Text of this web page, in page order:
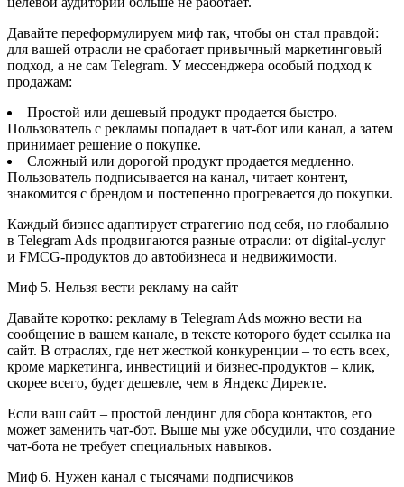
Давайте переформулируем миф так, чтобы он стал правдой:
для вашей отрасли не сработает привычный маркетинговый
подход, а не сам Telegram. У мессенджера особый подход к
продажам:
Простой или дешевый продукт продается быстро.
Пользователь с рекламы попадает в чат-бот или канал, а затем
принимает решение о покупке.
Сложный или дорогой продукт продается медленно.
Пользователь подписывается на канал, читает контент,
знакомится с брендом и постепенно прогревается до покупки.
Каждый бизнес адаптирует стратегию под себя, но глобально
в Telegram Ads продвигаются разные отрасли: от digital-услуг
и FMCG-продуктов до автобизнеса и недвижимости.
Миф 5. Нельзя вести рекламу на сайт
Давайте коротко: рекламу в Telegram Ads можно вести на
сообщение в вашем канале, в тексте которого будет ссылка на
сайт. В отраслях, где нет жесткой конкуренции – то есть всех,
кроме маркетинга, инвестиций и бизнес-продуктов – клик,
скорее всего, будет дешевле, чем в Яндекс Директе.
Если ваш сайт – простой лендинг для сбора контактов, его
может заменить чат-бот. Выше мы уже обсудили, что создание
чат-бота не требует специальных навыков.
Миф 6. Нужен канал с тысячами подписчиков